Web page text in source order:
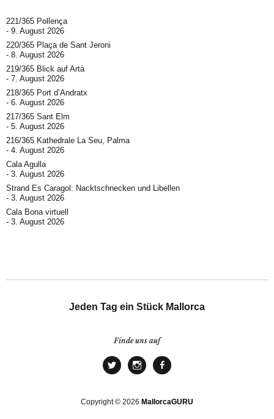
221/365 Pollença
9. August 2026
220/365 Plaça de Sant Jeroni
8. August 2026
219/365 Blick auf Artà
7. August 2026
218/365 Port d’Andratx
6. August 2026
217/365 Sant Elm
5. August 2026
216/365 Kathedrale La Seu, Palma
4. August 2026
Cala Agulla
3. August 2026
Strand Es Caragol: Nacktschnecken und Libellen
3. August 2026
Cala Bona virtuell
3. August 2026
Jeden Tag ein Stück Mallorca
Finde uns auf
Copyright © 2026 MallorcaGURU